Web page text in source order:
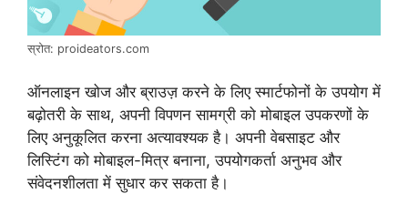
स्रोत: proideators.com
ऑनलाइन खोज और ब्राउज़ करने के लिए स्मार्टफोनों के उपयोग में
बढ़ोतरी के साथ, अपनी विपणन सामग्री को मोबाइल उपकरणों के
लिए अनुकूलित करना अत्यावश्यक है। अपनी वेबसाइट और
लिस्टिंग को मोबाइल-मित्र बनाना, उपयोगकर्ता अनुभव और
संवेदनशीलता में सुधार कर सकता है।